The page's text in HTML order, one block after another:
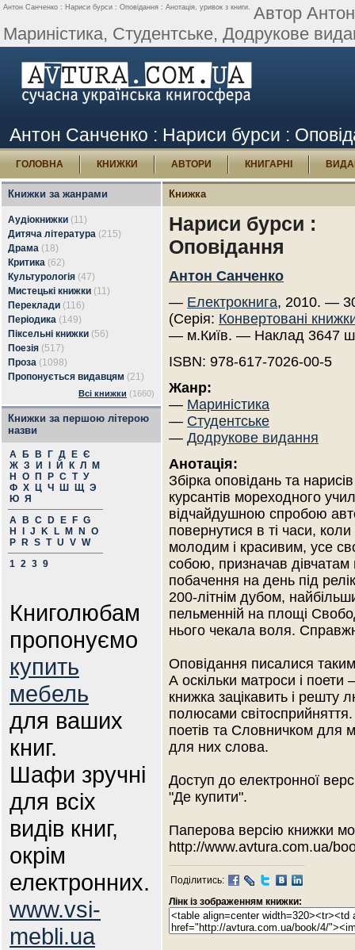
Антон Санченко : Нариси бурси : Оповідання : Анотація, уривок з книги. Автор
Мариністика, Студентське, Додрукове
Антон Санченко : Нариси бурси :
ГОЛОВНА КНИЖКИ АВТОРИ КНИГАРНІ
Книжки за жанрами
Аудіокнижки (11)
Дитяча література (215)
Драма (18)
Критика (62)
Культурологія (47)
Мистецькі книжки (11)
Переклади (116)
Періодика (149)
Піксельні книжки (56)
Поезія (517)
Проза (1098)
Пропонується видавцям (21)
Всі книжки (1660)
Книжки за першою літерою
назви
А Б В Г Д Е Є
Ж З И Й К Л
М
Н
О П Р С Т У
Ф Х Ц Ч Ш Щ Э
Ю Я
A
B C D E F G
H
J K L M N
O
P
R S T U V W
1 2 3 9
Книголюбам
пропонуємо
купить
мебель
для ваших
книг.
Шафи зручні
для всіх
видів книг,
окрім
електронних.
www.vsi-
mebli.ua
Книжка
Нариси бурси :
Оповідання
Антон Санченко
— Електрокнига, 2010. —
(Серія: Конвертовані
— м.Київ. — Наклад 3647
ISBN: 978-617-7026-00-5
Жанр:
— Мариністика
— Студентське
— Додрукове видання
Анотація:
Збірка оповідань та
курсантів мореходного
відчайдушною спробою
повернутися в ті часи, коли
молодим і красивим, усе
собою, призначав дівчатам
побачення на день під
200-літнім дубом,
пельменній на площі
нього чекала воля.
Оповідання писалися таким
А оскільки матроси і
книжка зацікавить і
полюсами
поетів та Словничком для
для них слова.
Доступ до електронної
"Де купити".
Паперова версію книжки
http://www.avtura.com.ua/
Поділитись:
Лінк із зображенням книжки: